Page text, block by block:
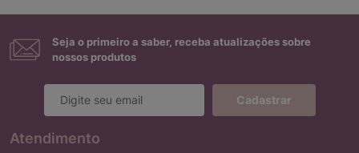
Seja o primeiro a saber, receba atualizações sobre
nossos produtos
Cadastrar
Atendimento